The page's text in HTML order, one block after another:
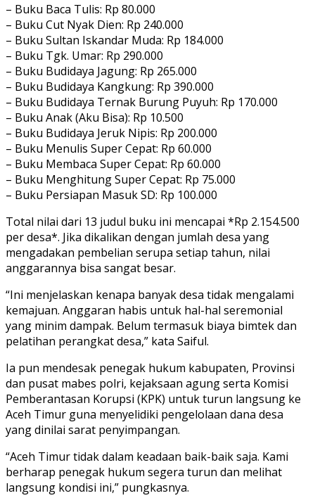
– Buku Baca Tulis: Rp 80.000
– Buku Cut Nyak Dien: Rp 240.000
– Buku Sultan Iskandar Muda: Rp 184.000
– Buku Tgk. Umar: Rp 290.000
– Buku Budidaya Jagung: Rp 265.000
– Buku Budidaya Kangkung: Rp 390.000
– Buku Budidaya Ternak Burung Puyuh: Rp 170.000
– Buku Anak (Aku Bisa): Rp 10.500
– Buku Budidaya Jeruk Nipis: Rp 200.000
– Buku Menulis Super Cepat: Rp 60.000
– Buku Membaca Super Cepat: Rp 60.000
– Buku Menghitung Super Cepat: Rp 75.000
– Buku Persiapan Masuk SD: Rp 100.000
Total nilai dari 13 judul buku ini mencapai *Rp 2.154.500
per desa*. Jika dikalikan dengan jumlah desa yang
mengadakan pembelian serupa setiap tahun, nilai
anggarannya bisa sangat besar.
“Ini menjelaskan kenapa banyak desa tidak mengalami
kemajuan. Anggaran habis untuk hal-hal seremonial
yang minim dampak. Belum termasuk biaya bimtek dan
pelatihan perangkat desa,” kata Saiful.
Ia pun mendesak penegak hukum kabupaten, Provinsi
dan pusat mabes polri, kejaksaan agung serta Komisi
Pemberantasan Korupsi (KPK) untuk turun langsung ke
Aceh Timur guna menyelidiki pengelolaan dana desa
yang dinilai sarat penyimpangan.
“Aceh Timur tidak dalam keadaan baik-baik saja. Kami
berharap penegak hukum segera turun dan melihat
langsung kondisi ini,” pungkasnya.